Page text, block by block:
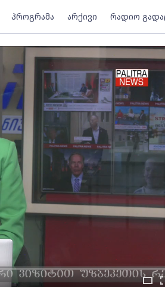
პროგრამა არქივი რადიო